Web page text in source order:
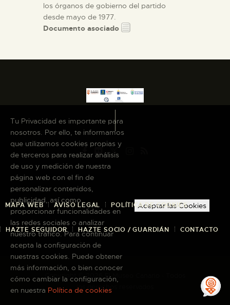
los órganos de gobierno del partido
desde mayo de 1977.
Documento asociado
MAPA WEB AVISO LEGAL POLÍTICA DE COOKIES
HAZTE SEGUIDOR HAZTE SOCIO / GUARDIÁN CONTACTO
Copyright © 2026 El Museo Canario · Todos
los derechos reservados
Tu Privacidad es importante para
nosotros. Por ello, te informamos
que utilizamos cookies propias y
de terceros para realizar análisis
de uso y medición de nuestra
página web con el fin de
personalizar contenidos,
publicidad, así como
proporcionar funcionalidades en
las redes sociales o analizar
nuestro tráfico. Para continuar
acepta la configuración de
nuestras cookies. Puede obtener
más información, o bien conocer
cómo cambiar la configuración,
en nuestra Política de cookies
Aceptar las Cookies